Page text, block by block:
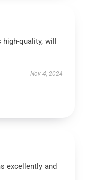
quality, will
Nov 4, 2024
excellently and